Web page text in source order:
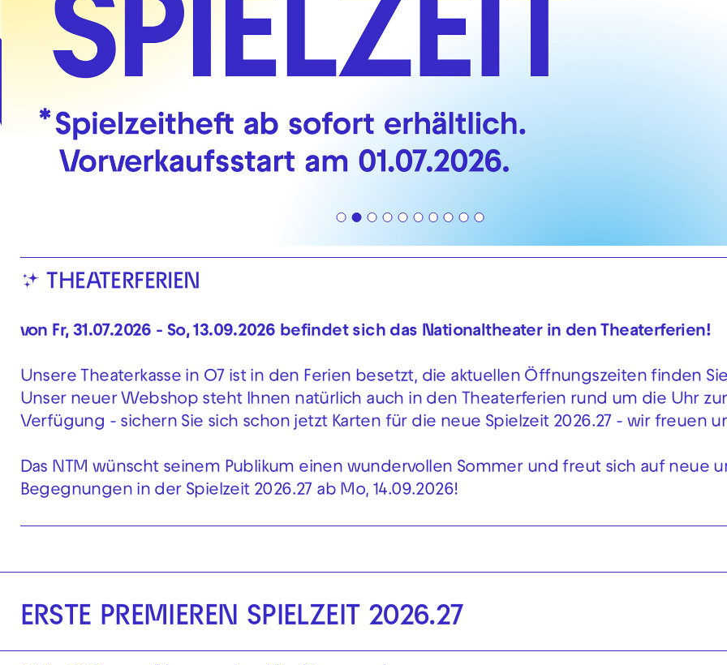
✨ THEATERFERIEN
von Fr, 31.07.2026 - So, 13.09.2026 befindet sich das Nationaltheater in den Theaterferien!
Unsere Theaterkasse in O7 ist in den Ferien besetzt, die aktuellen Öffnungszeiten finden
Unser neuer Webshop steht Ihnen natürlich auch in den Theaterferien rund um die Uhr zur
Verfügung - sichern Sie sich schon jetzt Karten für die neue Spielzeit 2026.27 - wir freuen
Das NTM wünscht seinem Publikum einen wundervollen Sommer und freut sich auf neue
Begegnungen in der Spielzeit 2026.27 ab Mo, 14.09.2026!
ERSTE PREMIEREN SPIELZEIT 2026.27